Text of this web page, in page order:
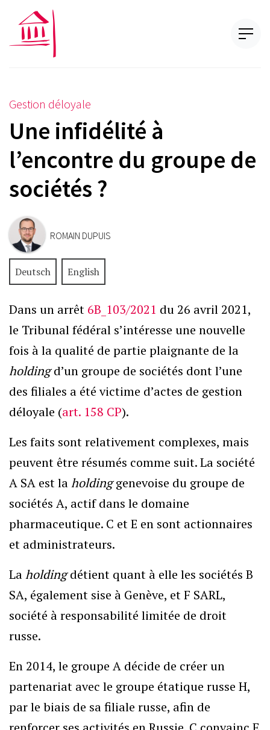
Gestion déloyale
Une infidélité à
l’encontre du groupe de
sociétés ?
ROMAIN DUPUIS
Deutsch English
Dans un arrêt 6B_103/2021 du 26 avril 2021,
le Tribunal fédéral s’intéresse une nouvelle
fois à la qualité de partie plaignante de la
holdingd’un groupe de sociétés dont l’une
des filiales a été victime d’actes de gestion
déloyale (art. 158 CP).
Les faits sont relativement complexes, mais
peuvent être résumés comme suit. La société
A SA est laholdinggenevoise du groupe de
sociétés A, actif dans le domaine
pharmaceutique. C et E en sont actionnaires
et administrateurs.
Laholdingdétient quant à elle les sociétés B
SA, également sise à Genève, et F SARL,
société à responsabilité limitée de droit
russe.
En 2014, le groupe A décide de créer un
partenariat avec le groupe étatique russe H,
par le biais de sa filiale russe, afin de